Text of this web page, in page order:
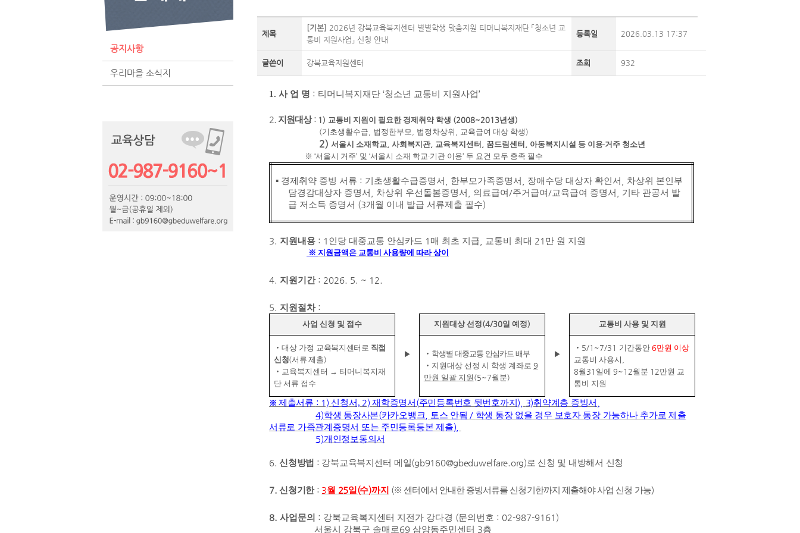
공지사항
우리마을 소식지
제목
[기본] 2026년 강북교육복지센터 별별학생 맞춤지원 티머니복지재단 「청소년 교
통비 지원사업」 신청 안내
등록일 2026.03.13 17:37
글쓴이 강북교육지원센터 조회 932
1. 사 업 명 : 티머니복지재단 ‘청소년 교통비 지원사업’
2. 지원대상 : 1) 교통비 지원이 필요한 경제취약 학생 (2008~2013년생)
(기초생활수급 법정한부모 법정차상위 교육급여 대상 학생)
2) 서울시 소재학교, 사회복지관, 교육복지센터 , 꿈드림센터 , 아동복지시설 등 이용∙거주 청소년
※ ‘서울시 거주’ 및 ‘서울시 소재 학교∙기관 이용’ 두 요건 모두 충족 필수
▪ 경제취약 증빙 서류 : 기초생활수급증명서 한부모가족증명서 장애수당 대상자 확인서
차상위 본인부
담경감대상자 증명서
차상위 우선돌봄증명서 의료급여 /주거급여 /교육급여 증명서
기타 관공서 발
급 저소득 증명서 (3개월 이내 발급 서류제출 필수)
3. 지원내용 : 1 인당 대중교통 안심카드 1 매 최초 지급 교통비 최대 21 만 원 지원
※ 지원금액은 교통비 사용량에 따라 상이
4. 지원기간 : 2026. 5. ~ 12.
5. 지원절차 :
사업 신청 및 접수
▶
지원대상 선정(4/30일 예정)
▶
교통비 사용 및 지원
‧ 대상 가정 교육복지센터로 직접
신청(서류 제출)
‧ 교육복지센터 → 티머니복지재
단 서류 접수
‧ 학생별 대중교통 안심카드 배부
‧ 지원대상 선정 시 학생 계좌로 9
만원 일괄 지원 (5~7월분)
‧ 5/1~7/31 기간동안 6만원 이상
교통비 사용시
8월 31 일에 9~12월분 12만원 교
통비 지원
※ 제출서류 : 1) 신청서, 2)재학증명서 (주민등록번호 뒷번호까지 ), 3)취약계층 증빙서
4)학생 통장사본(카카오뱅크 토스 안됨 / 학생 통장 없을 경우 보호자 통장 가능하나 추가로 제출
서류로 가족관계증명서 또는 주민등록등본 제출),
5)개인정보동의서
6.신청방법 : 강북교육복지센터 메일(gb9160@gbeduwelfare.org)로 신청 및 내방해서 신청
7.신청기한 : 3월 25일 (수)까지 (※ 센터에서 안내한 증빙서류를 신청기한까지 제출해야 사업 신청 가능)
8. 사업문의 : 강북교육복지센터 지전가 강다경 (문의번호 : 02-987-9161)
서울시 강북구 솔매로69 삼양동주민센터 3층